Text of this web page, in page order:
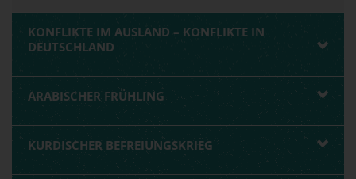
KONFLIKTE IM AUSLAND – KONFLIKTE IN
DEUTSCHLAND
ARABISCHER FRÜHLING
KURDISCHER BEFREIUNGSKRIEG